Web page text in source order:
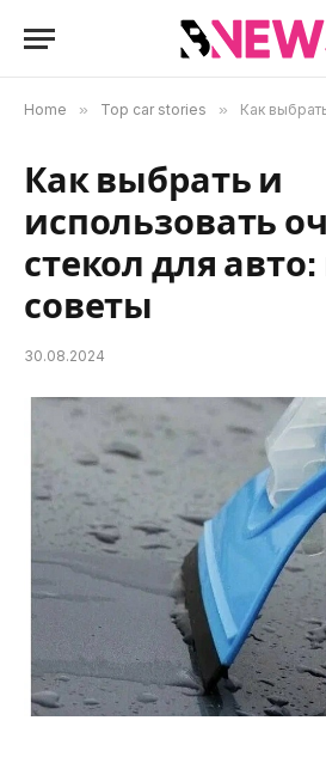
Home » Top car stories » Как выбрать и
Как выбрать и
использовать
стекол для
советы
30.08.2024